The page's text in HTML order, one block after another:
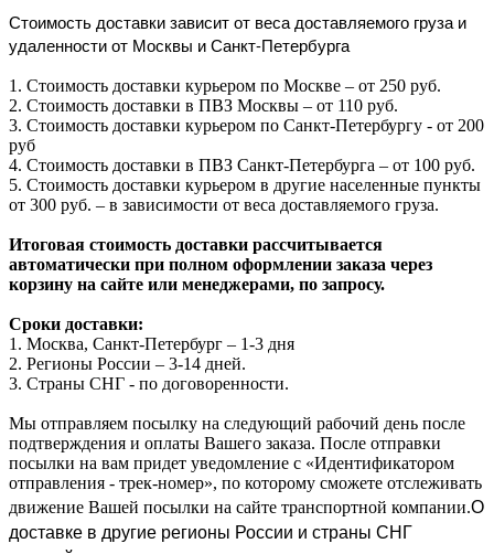
Стоимость доставки зависит от веса доставляемого груза и
удаленности от Москвы и Санкт-Петербурга
1. Стоимость доставки курьером по Москве – от 250 руб.
2. Стоимость доставки в ПВЗ Москвы – от 110 руб.
3. Стоимость доставки курьером по Санкт-Петербургу - от 200
руб
4. Стоимость доставки в ПВЗ Санкт-Петербурга – от 100 руб.
5. Стоимость доставки курьером в другие населенные пункты
от 300 руб. – в зависимости от веса доставляемого груза.
Итоговая стоимость доставки рассчитывается
автоматически при полном оформлении заказа через
корзину на сайте или менеджерами, по запросу.
Сроки доставки:
1. Москва, Санкт-Петербург – 1-3 дня
2. Регионы России – 3-14 дней.​
3. Страны СНГ - по договоренности.
Мы отправляем посылку на следующий рабочий день после
подтверждения и оплаты Вашего заказа. После отправки
посылки на вам придет уведомление с «Идентификатором
отправления - трек-номер», по которому сможете отслеживать
движение Вашей посылки на сайте транспортной компании.О
доставке в другие регионы России и страны СНГ